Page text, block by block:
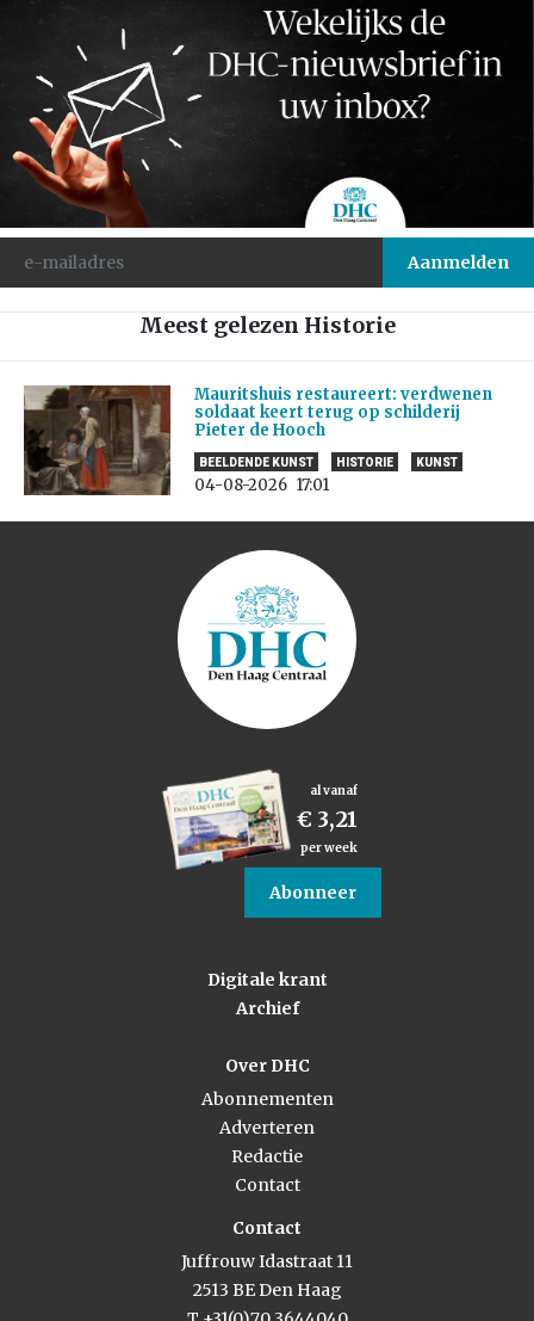
Meest gelezen Historie
Mauritshuis restaureert: verdwenen
soldaat keert terug op schilderij
Pieter de Hooch
BEELDENDE KUNST HISTORIE KUNST
04-08-2026 17:01
al vanaf
€ 3,21
per week
Abonneer
Digitale krant
Archief
Over DHC
Abonnementen
Adverteren
Redactie
Contact
Contact
Juffrouw Idastraat 11
2513 BE Den Haag